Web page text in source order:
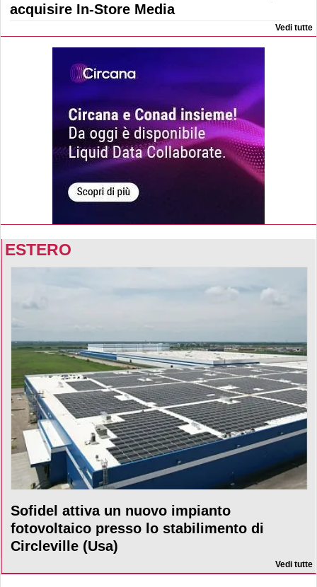
acquisire In-Store Media
Vedi tutte
ESTERO
Sofidel attiva un nuovo impianto
fotovoltaico presso lo stabilimento di
Circleville (Usa)
Vedi tutte